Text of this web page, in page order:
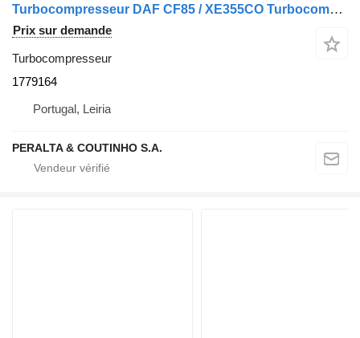
Turbocompresseur DAF CF85 / XE355CO Turbocompressor K31 XE355COCF85 1779164 pour camion DAF CF85
Prix sur demande
Turbocompresseur
1779164
Portugal, Leiria
PERALTA & COUTINHO S.A.